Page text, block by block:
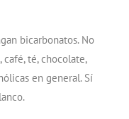
bicarbonatos. No
té, chocolate,
en general. Sí